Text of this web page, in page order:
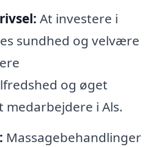
At investere i
sundhed og velvære
og øget
i Als.
Massagebehandlinger